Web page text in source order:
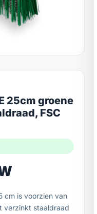
25cm groene
FSC
cm is voorzien van
verzinkt staaldraad